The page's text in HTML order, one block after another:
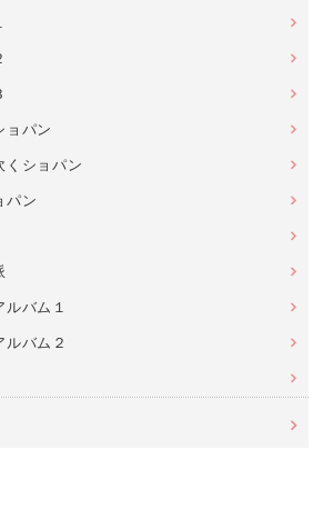
ョパン
くショパン
パン
バム１
バム２